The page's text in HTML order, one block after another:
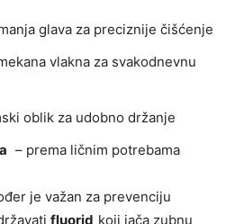
glava za preciznije čišćenje
vlakna za svakodnevnu
oblik za udobno držanje
– prema ličnim potrebama
je važan za prevenciju
fluorid koji jača zubnu